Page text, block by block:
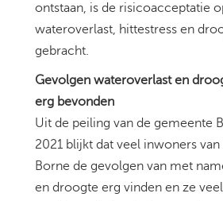
ontstaan, is de risicoacceptatie
wateroverlast, hittestress en
gebracht.
Gevolgen wateroverlast en
erg bevonden
Uit de peiling van de gemeente
2021 blijkt dat veel inwoners
Borne de gevolgen van met
en droogte erg vinden en ze